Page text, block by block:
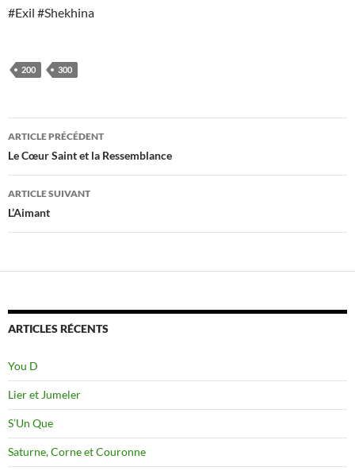
#Exil #Shekhina
200 300
Navigation
des
articles
ARTICLE PRÉCÉDENT
Le Cœur Saint et la Ressemblance
ARTICLE SUIVANT
L’Aimant
ARTICLES RÉCENTS
You D
Lier et Jumeler
S’Un Que
Saturne, Corne et Couronne